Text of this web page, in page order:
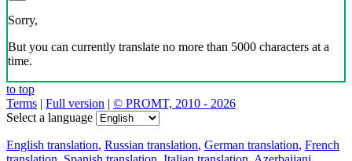
Sorry,
But you can currently translate no more than 5000 characters at a
time.
to top
Terms | Full version | © PROMT, 2010 - 2026
Select a language
English translation, Russian translation, German translation, French